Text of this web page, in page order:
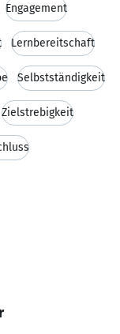
Engagement
Lernbereitschaft
Selbstständigkeit
Zielstrebigkeit